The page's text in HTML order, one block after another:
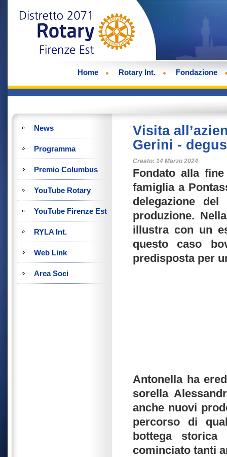
Home Rotary Int. Fondazione
News
Programma
Premio Columbus
YouTube Rotary
YouTube Firenze Est
RYLA Int.
Web Link
Area Soci
Visita
Gerini -
Creato: 14 Marzo 2024
Fondato alla
famiglia a
delegazione
produzione.
illustra con un
questo caso
predisposta per
Antonella ha
sorella
anche nuovi
percorso di
bottega
cominciato tanti